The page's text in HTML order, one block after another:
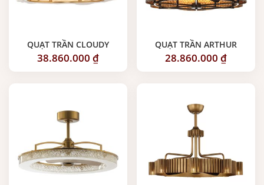
QUẠT TRẦN CLOUDY
38.860.000 ₫
QUẠT TRẦN ARTHUR
28.860.000 ₫